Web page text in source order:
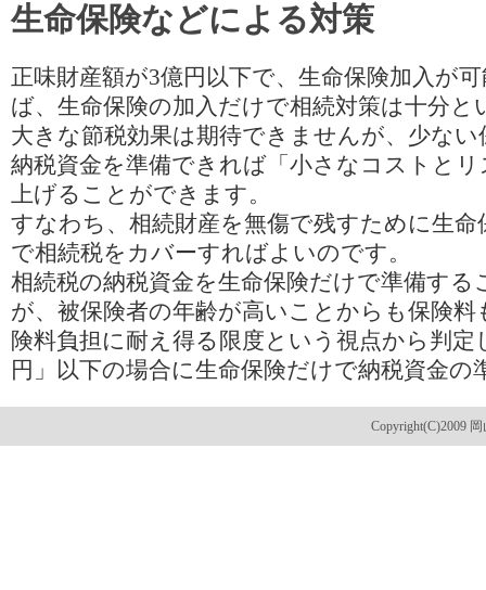
生命保険などによる対策
正味財産額が3億円以下で、生命保険加入が
ば、生命保険の加入だけで相続対策は十分と
大きな節税効果は期待できませんが、少な
納税資金を準備できれば「小さなコストと
上げることができます。
すなわち、相続財産を無傷で残すために生
で相続税をカバーすればよいのです。
相続税の納税資金を生命保険だけで準備す
が、被保険者の年齢が高いことからも保険
険料負担に耐え得る限度という視点から判定
円」以下の場合に生命保険だけで納税資金
Copyright(C)2009